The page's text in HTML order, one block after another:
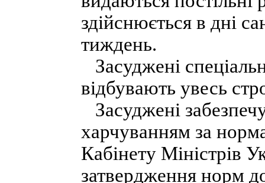
здійснюється в дні
тиждень.
Засуджені
відбувають увесь
Засуджені
харчуванням за
Кабінету Міністрів
затвердження норм